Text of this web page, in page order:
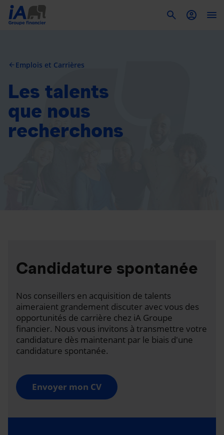
arrow_back Emplois et Carrières
Les talents
que nous
recherchons
Candidature spontanée
Nos conseillers en acquisition de talents
aimeraient grandement discuter avec vous des
opportunités de carrière chez iA Groupe
financier. Nous vous invitons à transmettre votre
candidature dès maintenant par le biais d'une
candidature spontanée.
Envoyer mon CV